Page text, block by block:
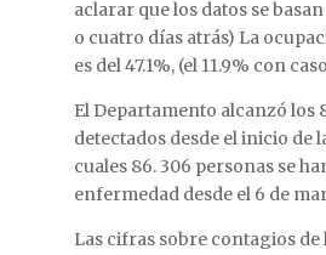
aclarar que los datos se
o cuatro días atrás) La
es del 47.1%, (el 11.9% con
El Departamento alcanzó los
detectados desde el inicio de
cuales 86. 306 personas se
enfermedad desde el 6 de
Las cifras sobre contagios